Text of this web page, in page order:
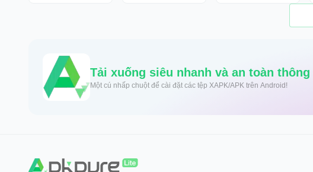
Một cú nhấp chuột để cài đặt các tệp XAPK/APK trên Android!